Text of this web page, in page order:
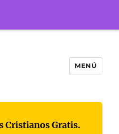
MENÚ
Cristianos Gratis.